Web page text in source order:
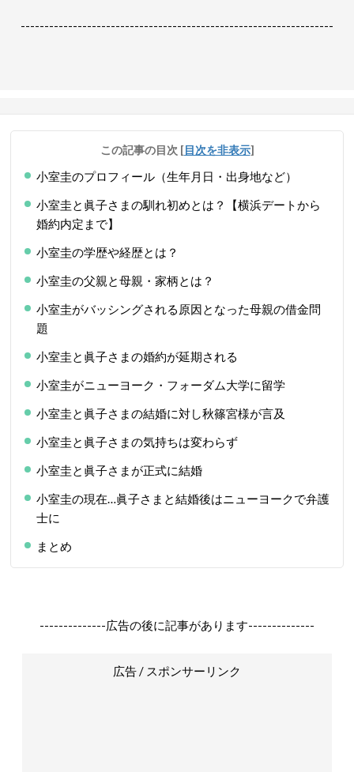
------------------------------------------------------------------
この記事の目次 [目次を非表示]
小室圭のプロフィール（生年月日・出身地など）
小室圭と眞子さまの馴れ初めとは？【横浜デートから
婚約内定まで】
小室圭の学歴や経歴とは？
小室圭の父親と母親・家柄とは？
小室圭がバッシングされる原因となった母親の借金問
題
小室圭と眞子さまの婚約が延期される
小室圭がニューヨーク・フォーダム大学に留学
小室圭と眞子さまの結婚に対し秋篠宮様が言及
小室圭と眞子さまの気持ちは変わらず
小室圭と眞子さまが正式に結婚
小室圭の現在…眞子さまと結婚後はニューヨークで弁護
士に
まとめ
--------------広告の後に記事があります--------------
広告 / スポンサーリンク